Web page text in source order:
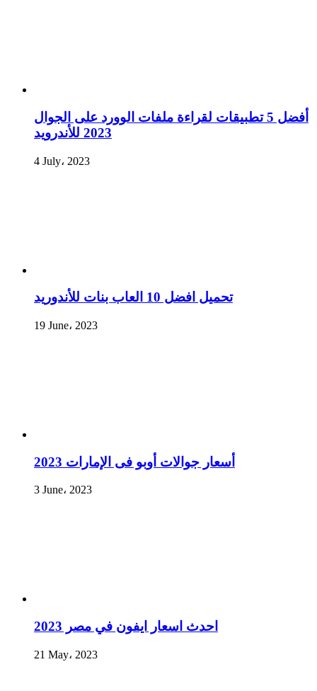
أفضل 5 تطبيقات لقراءة ملفات الوورد على الجوال
2023 للأندرويد
4 July، 2023
تحميل افضل 10 العاب بنات للأندوريد
19 June، 2023
أسعار جوالات أوبو فى الإمارات 2023
3 June، 2023
احدث اسعار ايفون في مصر 2023
21 May، 2023